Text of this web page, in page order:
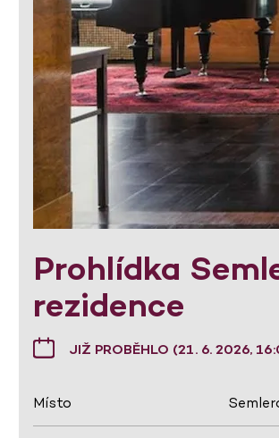
Prohlídka
rezidence
JIŽ PROBĚHLO (21. 6. 2026,
Místo